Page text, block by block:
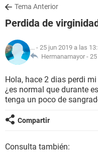
SALUD
NUTRICIÓN
BIENESTAR
Tema Anterior
Perdida de
... - 25 jun 2019 a las
Hermanamayor -
Hola, hace 2 dias perdi mi
¿es normal que durante
tenga un poco de
Compartir
Consulta también: